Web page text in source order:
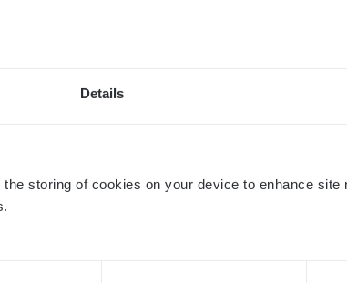
Details
storing of cookies on your device to enhance site